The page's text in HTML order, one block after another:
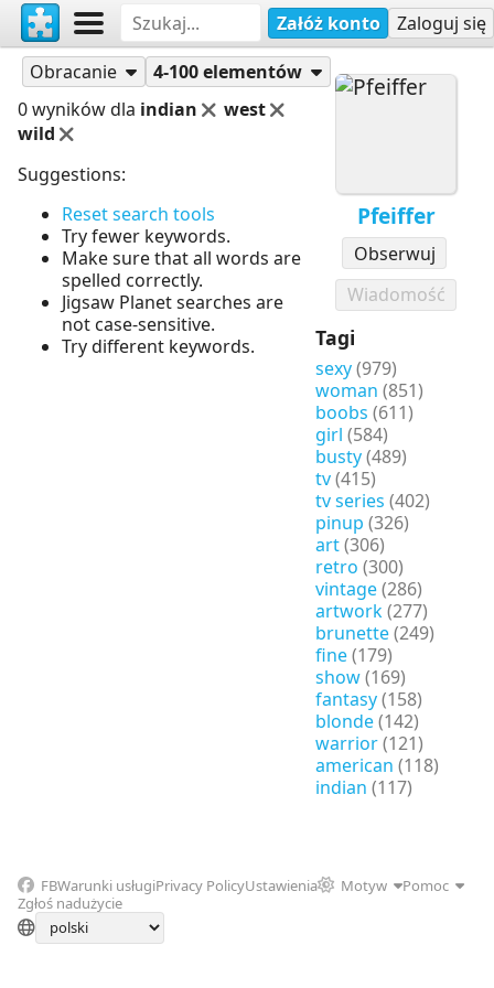
Załóż konto Zaloguj się
Pfeiffer
Obserwuj
Wiadomość
Tagi
sexy(979)
woman (851)
boobs (611)
girl (584)
busty(489)
tv(415)
tv series (402)
pinup (326)
art(306)
retro (300)
vintage(286)
artwork(277)
brunette(249)
fine(179)
show(169)
fantasy(158)
blonde(142)
warrior(121)
american (118)
indian (117)
Pfeiffer
Puzzle
Obracanie
4-100 elementów
0 wyników dla indian
west
wild
Suggestions:
Reset search tools
Try fewer keywords.
Make sure that all words are
spelled correctly.
Jigsaw Planet searches are
not case-sensitive.
Try different keywords.
FBWarunki usługiPrivacy PolicyUstawienia Motyw
Pomoc
Zgłoś nadużycie